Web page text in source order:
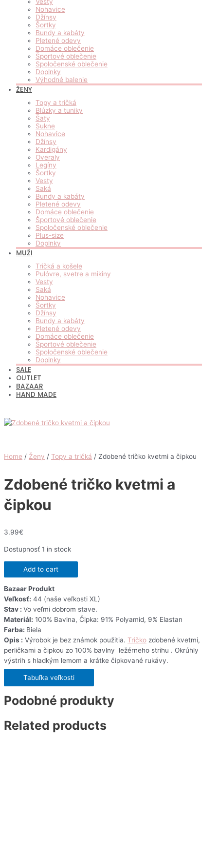
Vesty
Nohavice
Džínsy
Šortky
Bundy a kabáty
Pletené odevy
Domáce oblečenie
Športové oblečenie
Spoločenské oblečenie
Doplnky
Výhodné balenie
ŽENY
Topy a tričká
Blúzky a tuniky
Šaty
Sukne
Nohavice
Džínsy
Kardigány
Overaly
Legíny
Šortky
Vesty
Saká
Bundy a kabáty
Pletené odevy
Domáce oblečenie
Športové oblečenie
Spoločenské oblečenie
Plus-size
Doplnky
MUŽI
Tričká a košele
Pulóvre, svetre a mikiny
Vesty
Saká
Nohavice
Šortky
Džínsy
Bundy a kabáty
Pletené odevy
Domáce oblečenie
Športové oblečenie
Spoločenské oblečenie
Doplnky
SALE
OUTLET
BAZAAR
HAND MADE
Home / Ženy / Topy a tričká / Zdobené tričko kvetmi a čipkou
Zdobené tričko kvetmi a
čipkou
3.99€
Dostupnosť 1 in stock
Zdobené
tričko
kvetmi
a
čipkou
quantity
Add to cart
Bazaar Produkt
Veľkosť: 44 (naše veľkosti XL)
Stav : Vo veľmi dobrom stave.
Materiál: 100% Bavlna, Čipka: 91% Polyamid, 9% Elastan
Farba: Biela
Opis : Výrobok je bez známok použitia. Tričko zdobené kvetmi,
perličkami a čipkou zo 100% bavlny ležérneho strihu . Okrúhly
výstrih s hladkým lemom a krátke čipkované rukávy.
Tabuľka veľkosti
Podobné produkty
Related products